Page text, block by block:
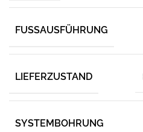
FUSSAUSFÜHRUNG
LIEFERZUSTAND
SYSTEMBOHRUNG